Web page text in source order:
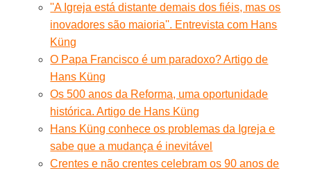
''A Igreja está distante demais dos fiéis, mas os
inovadores são maioria''. Entrevista com Hans
Küng
O Papa Francisco é um paradoxo? Artigo de
Hans Küng
Os 500 anos da Reforma, uma oportunidade
histórica. Artigo de Hans Küng
Hans Küng conhece os problemas da Igreja e
sabe que a mudança é inevitável
Crentes e não crentes celebram os 90 anos de